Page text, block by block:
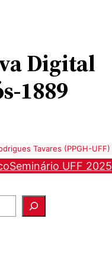
Digital
1889
Tavares (PPGH-UFF)
Seminário UFF 2025